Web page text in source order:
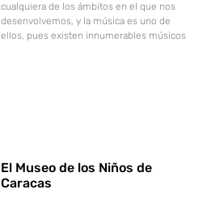
cualquiera de los ámbitos en el que nos
desenvolvemos, y la música es uno de
ellos, pues existen innumerables músicos
El Museo de los Niños de
Caracas